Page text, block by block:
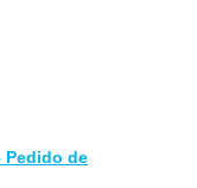
Pedido de